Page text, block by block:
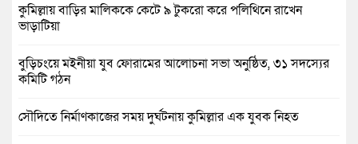
কুমিল্লায় বাড়ির মালিককে কেটে ৯ টুকরো করে পলিথিনে রাখেন
ভাড়াটিয়া
বুড়িচংয়ে মইনীয়া যুব ফোরামের আলোচনা সভা অনুষ্ঠিত, ৩১ সদস্যের
কমিটি গঠন
সৌদিতে নির্মাণকাজের সময় দুর্ঘটনায় কুমিল্লার এক যুবক নিহত